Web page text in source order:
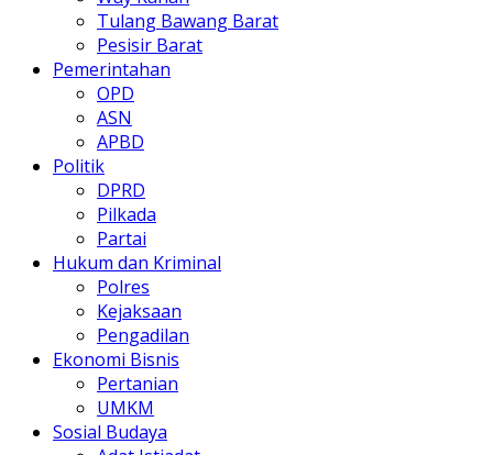
Tulang Bawang Barat
Pesisir Barat
Pemerintahan
OPD
ASN
APBD
Politik
DPRD
Pilkada
Partai
Hukum dan Kriminal
Polres
Kejaksaan
Pengadilan
Ekonomi Bisnis
Pertanian
UMKM
Sosial Budaya